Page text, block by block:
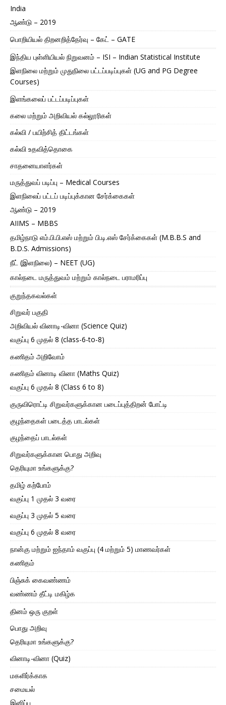
India
ஆண்டு – 2019
பொறியியல் திறனறித்தேர்வு – கேட் – GATE
இந்திய புள்ளியியல் நிறுவனம் – ISI – Indian Statistical Institute
இளநிலை மற்றும் முதுநிலை பட்டப்படிப்புகள் (UG and PG Degree
Courses)
இளங்கலைப் பட்டப்படிப்புகள்
கலை மற்றும் அறிவியல் கல்லூரிகள்
கல்வி / பயிற்சித் திட்டங்கள்
கல்வி உதவித்தொகை
சாதனையாளர்கள்
மருத்துவப் படிப்பு – Medical Courses
இளநிலைப் பட்டப் படிப்புக்கான சேர்க்கைகள்
ஆண்டு – 2019
AIIMS – MBBS
தமிழ்நாடு எம்.பி.பி.எஸ் மற்றும் பி.டி.எஸ் சேர்க்கைகள் (M.B.B.S and
B.D.S. Admissions)
நீட் (இளநிலை) – NEET (UG)
கால்நடை மருத்துவம் மற்றும் கால்நடை பராமரிப்பு
குறுந்தகவல்கள்
சிறுவர் பகுதி
அறிவியல் வினாடி-வினா (Science Quiz)
வகுப்பு 6 முதல் 8 (class-6-to-8)
கணிதம் அறிவோம்
கணிதம் வினாடி வினா (Maths Quiz)
வகுப்பு 6 முதல் 8 (Class 6 to 8)
குருவிரொட்டி சிறுவர்களுக்கான படைப்புத்திறன் போட்டி
குழந்தைகள் படைத்த பாடல்கள்
குழந்தைப் பாடல்கள்
சிறுவர்களுக்கான பொது அறிவு
தெரியுமா உங்களுக்கு?
தமிழ் கற்போம்
வகுப்பு 1 முதல் 3 வரை
வகுப்பு 3 முதல் 5 வரை
வகுப்பு 6 முதல் 8 வரை
நான்கு மற்றும் ஐந்தாம் வகுப்பு (4 மற்றும் 5) மாணவர்கள்
கணிதம்
பிஞ்சுக் கைவண்ணம்
வண்ணம் தீட்டி மகிழ்க
தினம் ஒரு குறள்
பொது அறிவு
தெரியுமா உங்களுக்கு?
வினாடி-வினா (Quiz)
மகளிர்க்காக
சமையல்
இனிப்பு